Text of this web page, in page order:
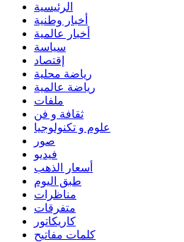
الرئيسية
أخبار وطنية
أخبار عالمية
سياسة
إقتصاد
رياضة محلية
رياضة عالمية
ملفات
ثقافة و فن
علوم و تكنولوجيا
صور
فيديو
أسعار الذهب
طبق اليوم
مناظرات
متفرقات
كاريكاتور
كلمات مفاتيح